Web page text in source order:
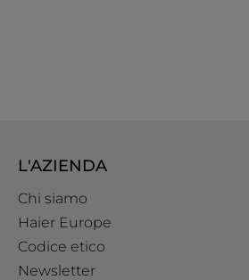
L'AZIENDA
Chi siamo
Haier Europe
Codice etico
Newsletter